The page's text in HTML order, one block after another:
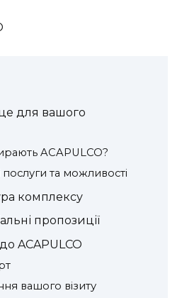
для вашого
ACAPULCO?
послуги та можливості
комплексу
пропозиції
ACAPULCO
вашого візиту